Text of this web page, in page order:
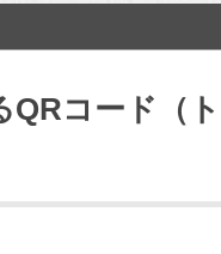
QRコード（